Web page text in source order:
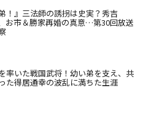
！』三法師の誘拐は史実？秀吉
お市＆勝家再婚の真意…第30回放送
率いた戦国武将！幼い弟を支え、共
た得居通幸の波乱に満ちた生涯